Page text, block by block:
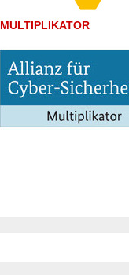
MULTIPLIKATOR